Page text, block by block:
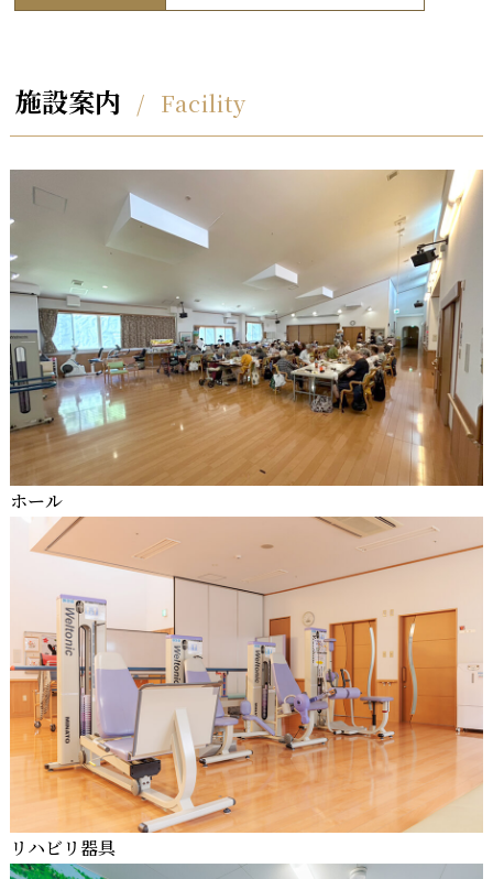
施設案内 Facility
ホール
リハビリ器具